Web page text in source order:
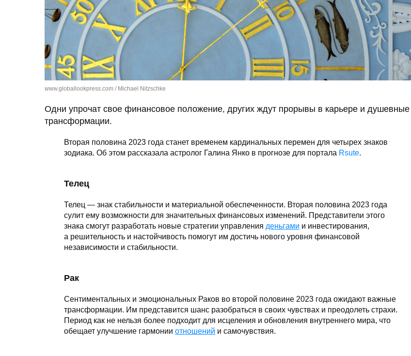
www.globallookpress.com / Michael Nitzschke
Одни упрочат свое финансовое положение, других ждут прорывы в карьере и душевные
трансформации.
Вторая половина 2023 года станет временем кардинальных перемен для четырех знаков
зодиака. Об этом рассказала астролог Галина Янко в прогнозе для портала Rsute.
Телец
Телец — знак стабильности и материальной обеспеченности. Вторая половина 2023 года
сулит ему возможности для значительных финансовых изменений. Представители этого
знака смогут разработать новые стратегии управления деньгами и инвестирования,
а решительность и настойчивость помогут им достичь нового уровня финансовой
независимости и стабильности.
Рак
Сентиментальных и эмоциональных Раков во второй половине 2023 года ожидают важные
трансформации. Им представится шанс разобраться в своих чувствах и преодолеть страхи.
Период как не нельзя более подходит для исцеления и обновления внутреннего мира, что
обещает улучшение гармонии отношений и самочувствия.